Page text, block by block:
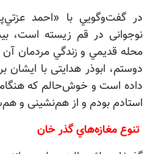
در گفت‌وگويي با «احمد
نوجوانی در قم زیسته است،
محله قديمي و زندگي مردمان
دوستم، ابوذر هدایتی با ایشان
داده است و خوش‌حالم که
استادم بودم و از هم‌نشینی و
تنوع مغازه‌هاي گذر خان